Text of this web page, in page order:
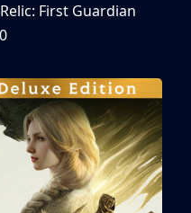
First Guardian